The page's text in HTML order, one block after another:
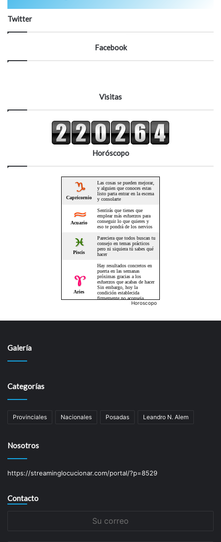
Twitter
Facebook
Visitas
Horóscopo
Horoscopo
Galería
Categorías
Provinciales Nacionales Posadas Leandro N. Alem
Nosotros
https://streaminglocucionar.com/portal/?p=8529
Contacto